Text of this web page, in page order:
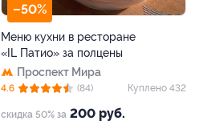
–50%
Меню кухни в ресторане
«IL Патио» за полцены
Проспект Мира
скидка 50% за 200 руб.
4.6 (84) Куплено 432